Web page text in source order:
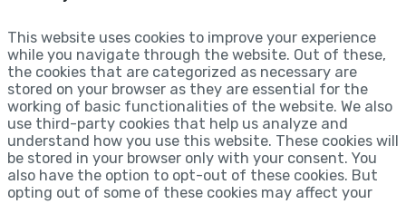
This website uses cookies to improve your experience
while you navigate through the website. Out of these,
the cookies that are categorized as necessary are
stored on your browser as they are essential for the
working of basic functionalities of the website. We also
use third-party cookies that help us analyze and
understand how you use this website. These cookies will
be stored in your browser only with your consent. You
also have the option to opt-out of these cookies. But
opting out of some of these cookies may affect your